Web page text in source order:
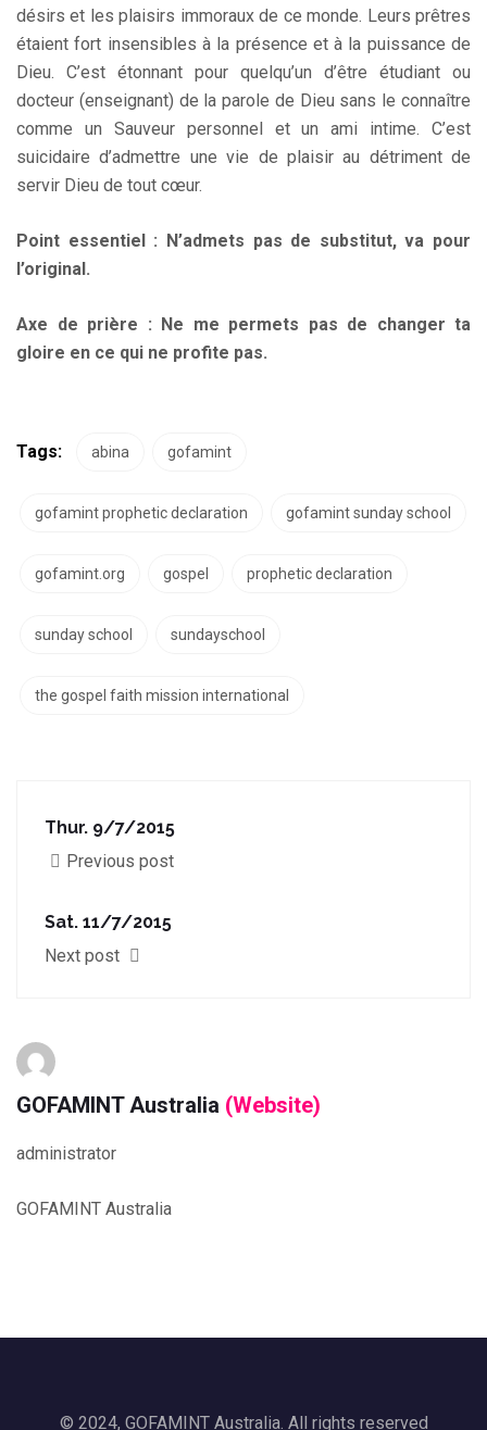
désirs et les plaisirs immoraux de ce monde. Leurs prêtres
étaient fort insensibles à la présence et à la puissance de
Dieu. C’est étonnant pour quelqu’un d’être étudiant ou
docteur (enseignant) de la parole de Dieu sans le connaître
comme un Sauveur personnel et un ami intime. C’est
suicidaire d’admettre une vie de plaisir au détriment de
servir Dieu de tout cœur.
Point essentiel : N’admets pas de substitut, va pour
l’original.
Axe de prière : Ne me permets pas de changer ta
gloire en ce qui ne profite pas.
Tags: abina gofamint
gofamint prophetic declaration gofamint sunday school
gofamint.org gospel prophetic declaration
sunday school sundayschool
the gospel faith mission international
Thur. 9/7/2015
Previous post
Sat. 11/7/2015
Next post
GOFAMINT Australia (Website)
administrator
GOFAMINT Australia
© 2024, GOFAMINT Australia. All rights reserved